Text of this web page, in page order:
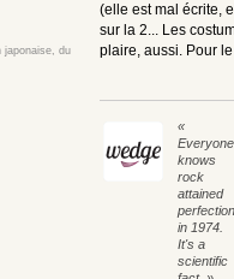
japonaise, du
(elle est mal écrite,
sur la 2... Les
plaire, aussi. Pour
«
Everyone
knows
rock
attained
perfection
in 1974.
It's a
scientific